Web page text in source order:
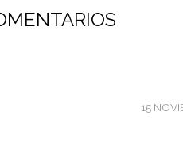
15